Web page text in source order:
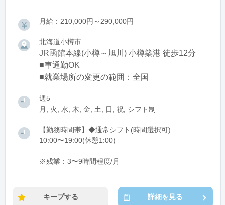
月給：210,000円～290,000円
北海道小樽市
JR函館本線(小樽～旭川) 小樽築港 徒歩12分
■車通勤OK
■就業場所の変更の範囲：全国
週5
月, 火, 水, 木, 金, 土, 日, 祝, シフト制
【勤務時間帯】◆通常シフト(時間選択可)
10:00〜19:00(休憩1:00)
※残業：3〜9時間程度/月
キープする 詳細を見る